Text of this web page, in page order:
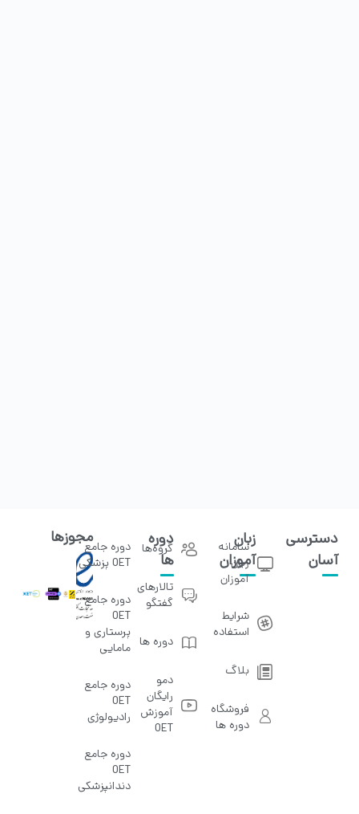
دسترسی
آسان
سامانه
زبان
آموزان
شرایط
استفاده
بلاگ
فروشگاه
دوره ها
زبان
آموزان
گروه‌ها
تالار‌های
گفتگو
دوره ها
دمو
رایگان
آموزش
OET
دوره
ها
دوره جامع
OET پزشکی
دوره جامع
OET
پرستاری و
مامایی
دوره جامع
OET
رادیولوژی
دوره جامع
OET
دندانپزشکی
مجوزها